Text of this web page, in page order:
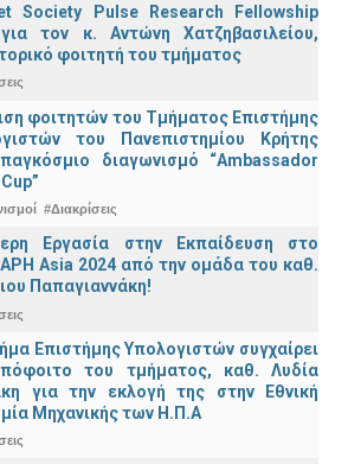
Society Pulse Research Fellowship
τον κ. Αντώνη Χατζηβασιλείου,
φοιτητή του τμήματος
φοιτητών του Τμήματος Επιστήμης
του Πανεπιστημίου Κρήτης
διαγωνισμό “Ambassador
#Διακρίσεις
Εργασία στην Εκπαίδευση στο
Asia 2024 από την ομάδα του καθ.
Παπαγιαννάκη!
Επιστήμης Υπολογιστών συγχαίρει
του τμήματος, καθ. Λυδία
για την εκλογή της στην Εθνική
Μηχανικής των Η.Π.Α